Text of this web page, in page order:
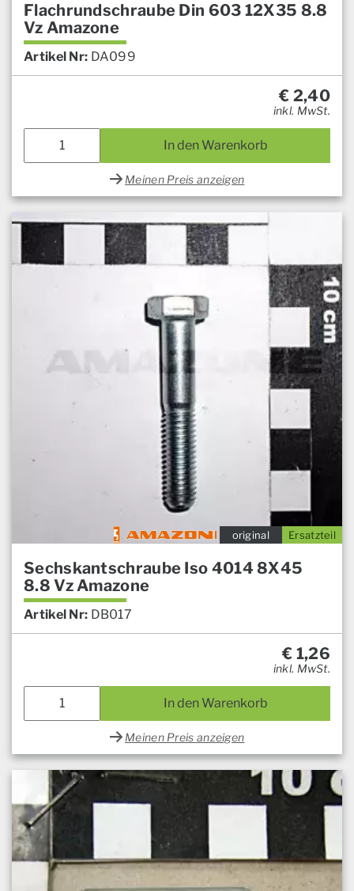
Flachrundschraube Din 603 12X35 8.8
Vz Amazone
Artikel Nr: DA099
€ 2,40
inkl. MwSt.
In den Warenkorb
Meinen Preis anzeigen
Ersatzteil
original
Sechskantschraube Iso 4014 8X45
8.8 Vz Amazone
Artikel Nr: DB017
€ 1,26
inkl. MwSt.
In den Warenkorb
Meinen Preis anzeigen